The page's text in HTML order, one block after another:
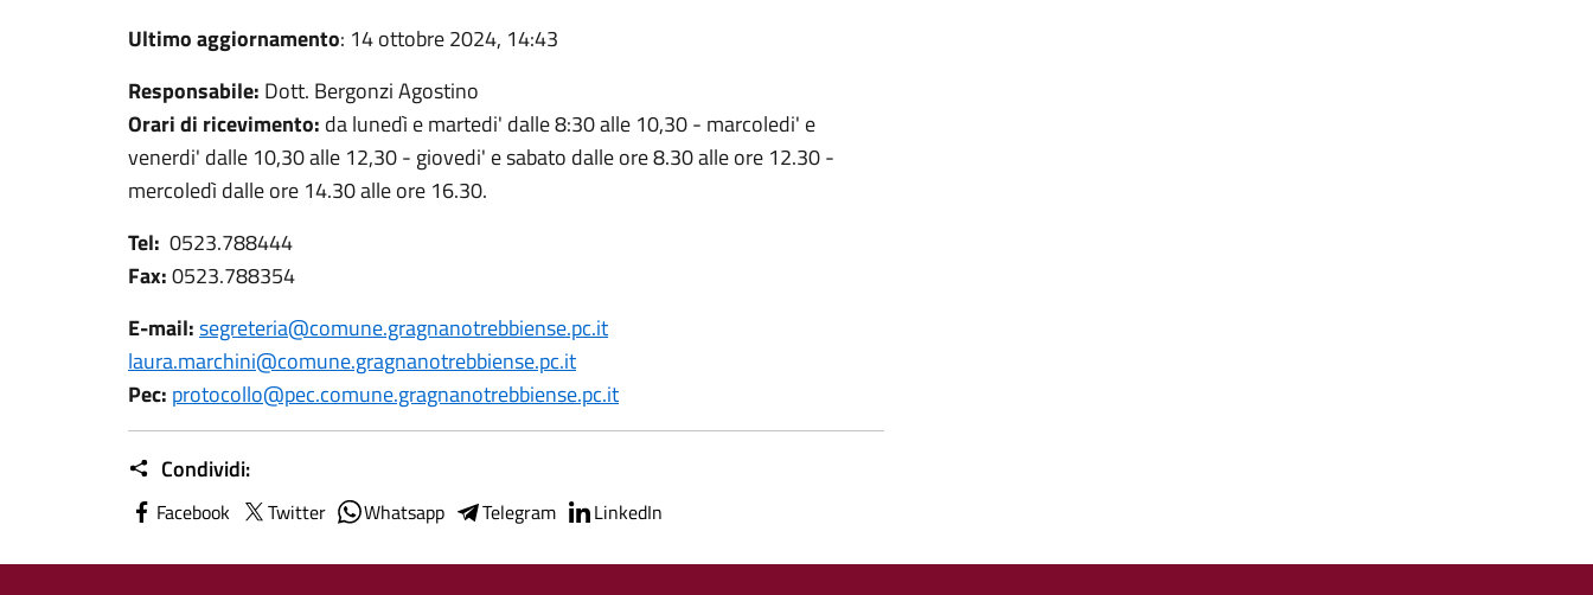
Ultimo aggiornamento: 14 ottobre 2024, 14:43
Responsabile: Dott. Bergonzi Agostino
Orari di ricevimento: da lunedì e martedi' dalle 8:30 alle 10,30 - marcoledi' e
venerdi' dalle 10,30 alle 12,30 - giovedi' e sabato dalle ore 8.30 alle ore 12.30 -
mercoledì dalle ore 14.30 alle ore 16.30.
Tel: 0523.788444
Fax:0523.788354
E-mail:segreteria@comune.gragnanotrebbiense.pc.it
laura.marchini@comune.gragnanotrebbiense.pc.it
Pec: protocollo@pec.comune.gragnanotrebbiense.pc.it
Condividi:
Facebook Twitter Whatsapp Telegram LinkedIn